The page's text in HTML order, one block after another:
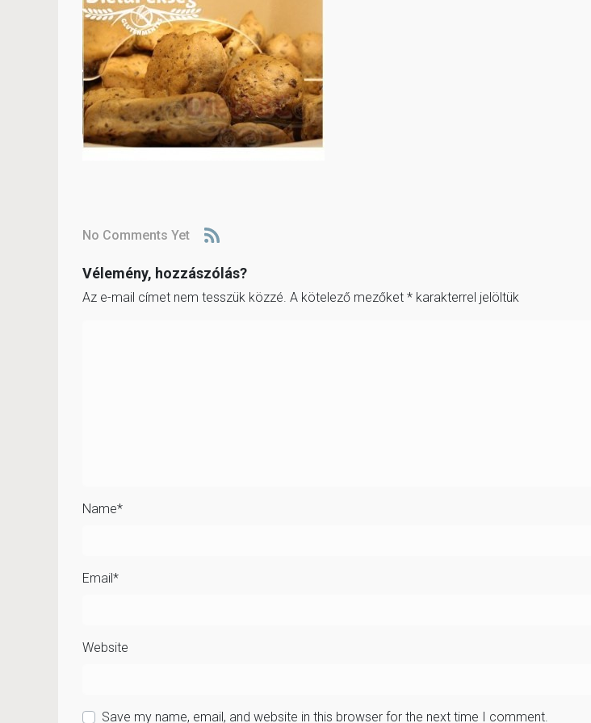
No Comments Yet
Vélemény, hozzászólás?
Az e-mail címet nem tesszük közzé. A kötelező mezőket * karakterrel jelöltük
Name*
Email*
Website
Save my name, email, and website in this browser for the next time I comment.